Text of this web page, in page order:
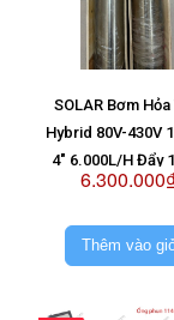
SOLAR Bơm Hỏa
Hybrid 80V-430V
4" 6.000L/H Đẩy
(Giá Không
Thêm vào